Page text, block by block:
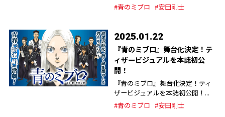
#青のミブロ #安田剛士
2025.01.22
『青のミブロ』舞台化決定！テ
ィザービジュアルを本誌初公
開！
『青のミブロ』舞台化決定！ティ
ザービジュアルを本誌初公開！...
#青のミブロ #安田剛士